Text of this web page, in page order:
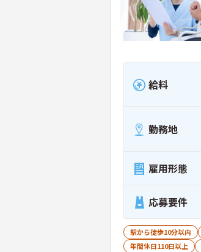
給料
勤務地
雇用形態
応募要件
駅から徒歩10分以内
年間休日110日以上